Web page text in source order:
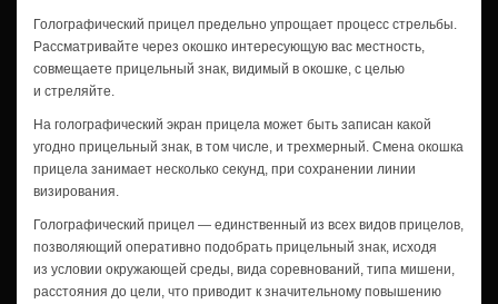
Голографический прицел предельно упрощает процесс стрельбы.
Рассматривайте через окошко интересующую вас местность,
совмещаете прицельный знак, видимый в окошке, с целью
и стреляйте.
На голографический экран прицела может быть записан какой
угодно прицельный знак, в том числе, и трехмерный. Смена окошка
прицела занимает несколько секунд, при сохранении линии
визирования.
Голографический прицел — единственный из всех видов прицелов,
позволяющий оперативно подобрать прицельный знак, исходя
из условии окружающей среды, вида соревнований, типа мишени,
расстояния до цели, что приводит к значительному повышению